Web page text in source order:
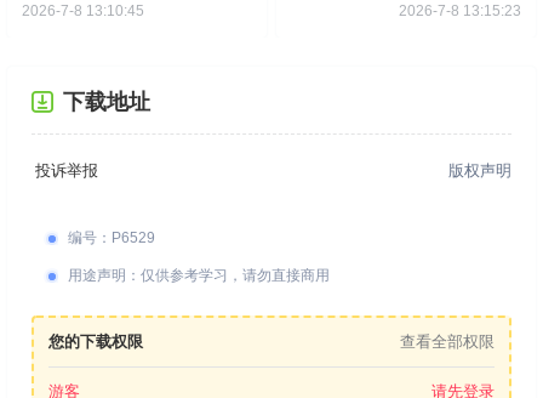
2026-7-8 13:10:45 2026-7-8 13:15:23
下载地址
投诉举报 版权声明
编号 ： P6529
用途声明 ： 仅供参考学习，请勿直接商用
您的下载权限 查看全部权限
游客 请先登录